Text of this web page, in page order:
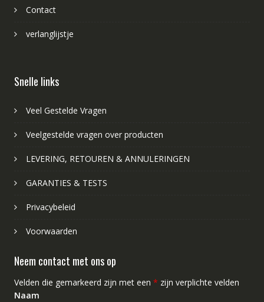
Contact
verlanglijstje
Snelle links
Veel Gestelde Vragen
Veelgestelde vragen over producten
LEVERING, RETOUREN & ANNULERINGEN
GARANTIES & TESTS
Privacybeleid
Voorwaarden
Neem contact met ons op
Velden die gemarkeerd zijn met een * zijn verplichte velden
Naam